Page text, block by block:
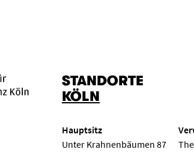
Hochschule für Musik und Tanz Köln
STANDORTE
KÖLN
Hauptsitz
Unter Krahnenbäumen 87